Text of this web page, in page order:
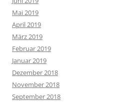
Mai 2019
April 2019
März 2019
Februar 2019
Januar 2019
Dezember 2018
November 2018
September 2018